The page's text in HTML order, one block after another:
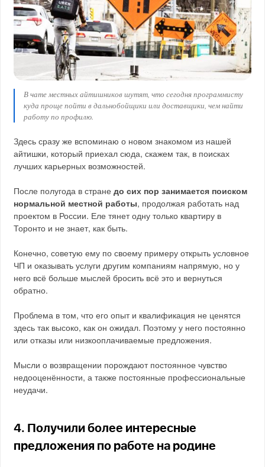
В чате местных айтишников шутят, что сегодня программисту
куда проще пойти в дальнобойщики или доставщики, чем найти
работу по профилю.
Здесь сразу же вспоминаю о новом знакомом из нашей
айтишки, который приехал сюда, скажем так, в поисках
лучших карьерных возможностей.
После полугода в странедо сих пор занимается поиском
нормальной местной работы, продолжая работать над
проектом в России. Еле тянет одну только квартиру в
Торонто и не знает, как быть.
Конечно, советую ему по своему примеру открыть условное
ЧП и оказывать услуги другим компаниям напрямую, но у
него всё больше мыслей бросить всё это и вернуться
обратно.
Проблема в том, что его опыт и квалификация не ценятся
здесь так высоко, как он ожидал. Поэтому у него постоянно
или отказы или низкооплачиваемые предложения.
Мысли о возвращении порождают постоянное чувство
недооценённости, а также постоянные профессиональные
неудачи.
4. Получили более интересные
предложения по работе на родине